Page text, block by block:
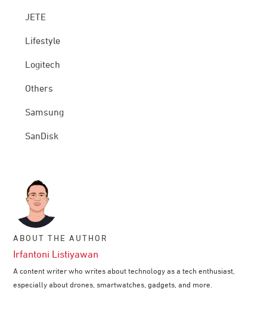
JETE
Lifestyle
Logitech
Others
Samsung
SanDisk
ABOUT THE AUTHOR
Irfantoni Listiyawan
A content writer who writes about technology as a tech enthusiast,
especially about drones, smartwatches, gadgets, and more.